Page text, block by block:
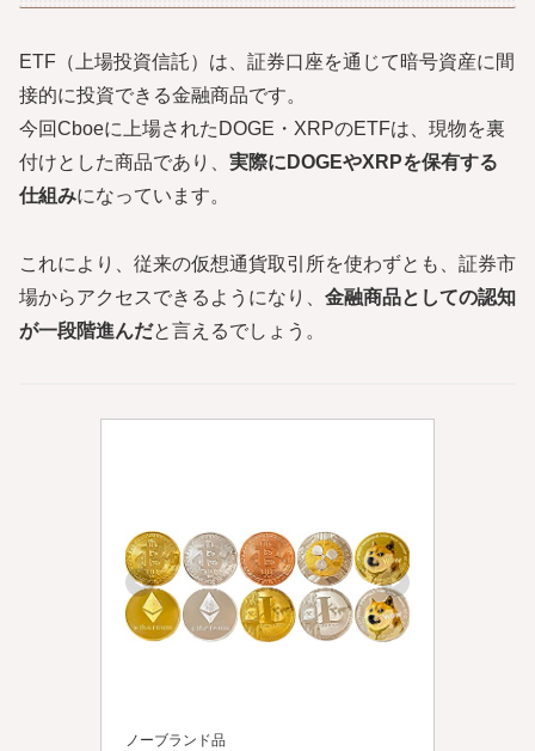
ETF（上場投資信託）は、証券口座を通じて暗号資産に間
接的に投資できる金融商品です。
今回Cboeに上場されたDOGE・XRPのETFは、現物を裏
付けとした商品であり、 実際にDOGEやXRPを保有する
仕組みになっています。
これにより、従来の仮想通貨取引所を使わずとも、証券市
場からアクセスできるようになり、 金融商品としての認知
が一段階進んだと言えるでしょう。
ノーブランド品